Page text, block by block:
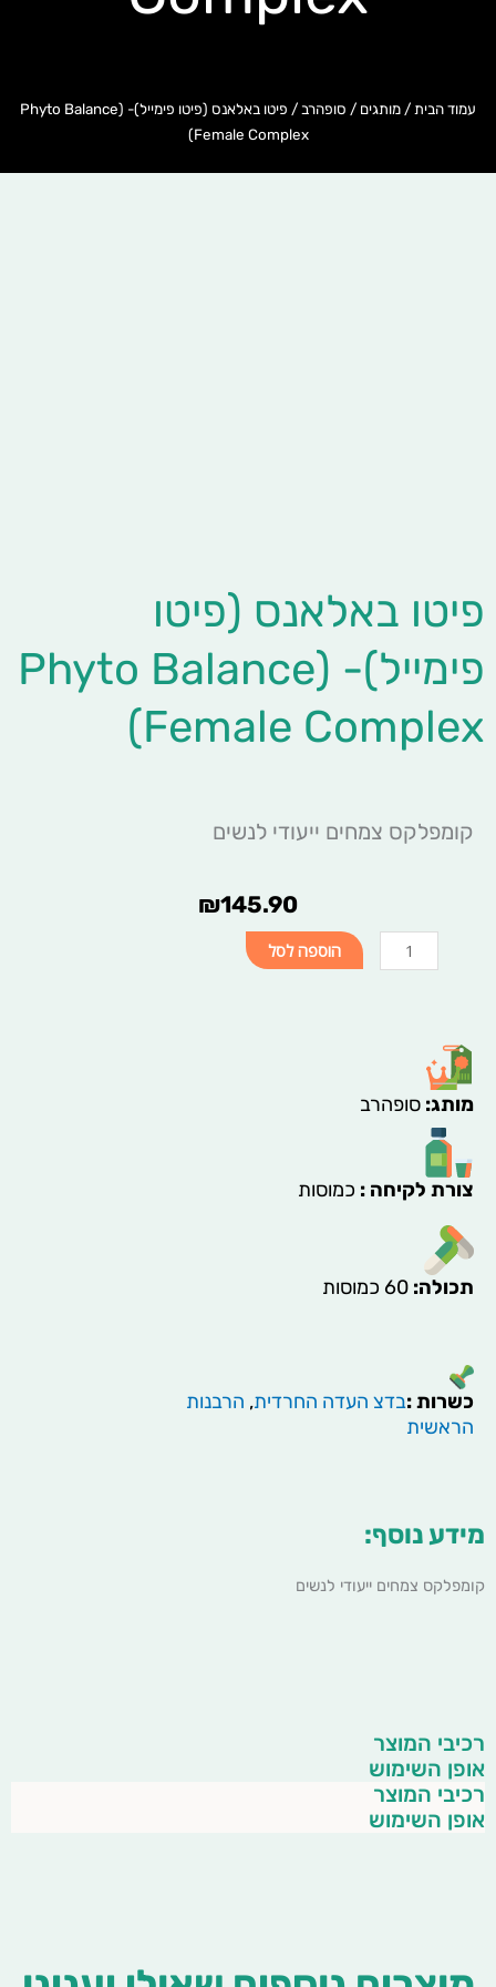
עמוד הבית / מותגים / סופהרב
/ פיטו באלאנס (פיטו פימייל)- (Phyto Balance
(Female Complex
פיטו באלאנס (פיטו
פימייל)- (Phyto Balance
(Female Complex
קומפלקס צמחים ייעודי לנשים
₪145.90
כמות
של
פימייל)-
(Phyto
(Female
Complex
הוספה לסל
מותג: סופהרב
צורת לקיחה : כמוסות
תכולה: 60 כמוסות
כשרות :בדצ העדה החרדית, הרבנות
הראשית
מידע נוסף:
קומפלקס צמחים ייעודי לנשים
רכיבי המוצר
אופן השימוש
רכיבי המוצר
אופן השימוש